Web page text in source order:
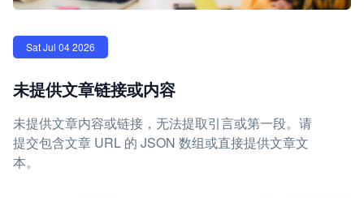
Sat Jul 04 2026
未提供文章链接或内容
未提供文章内容或链接，无法提取引言或第一段。请
提交包含文章 URL 的 JSON 数组或直接提供文章文
本。